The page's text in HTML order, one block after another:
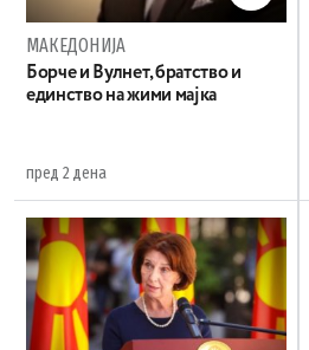
МАКЕДОНИЈА
Борче и Вулнет, братство и
единство на жими мајка
пред 2 дена